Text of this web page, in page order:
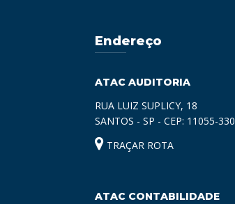
Endereço
ATAC AUDITORIA
RUA LUIZ SUPLICY, 18
SANTOS - SP - CEP: 11055-330
TRAÇAR ROTA
ATAC CONTABILIDADE